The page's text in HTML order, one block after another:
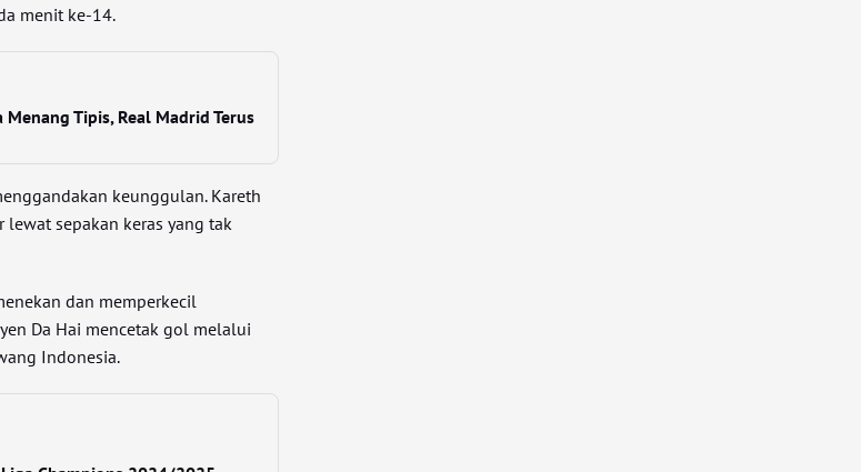
menit ke-14.
Tipis, Real Madrid Terus
keunggulan. Kareth
sepakan keras yang tak
dan memperkecil
Da Hai mencetak gol melalui
Indonesia.